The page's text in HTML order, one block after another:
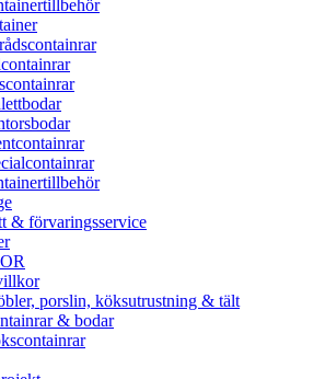
& förvaringsservice
porslin, köksutrustning & tält
& bodar